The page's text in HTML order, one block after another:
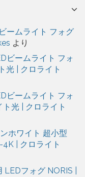
ームライト フォグ
より
ビームライト フォ
光 | クロライト
ビームライト フォ
光 | クロライト
ホワイト 超小型
| クロライト
フォグ NORIS |